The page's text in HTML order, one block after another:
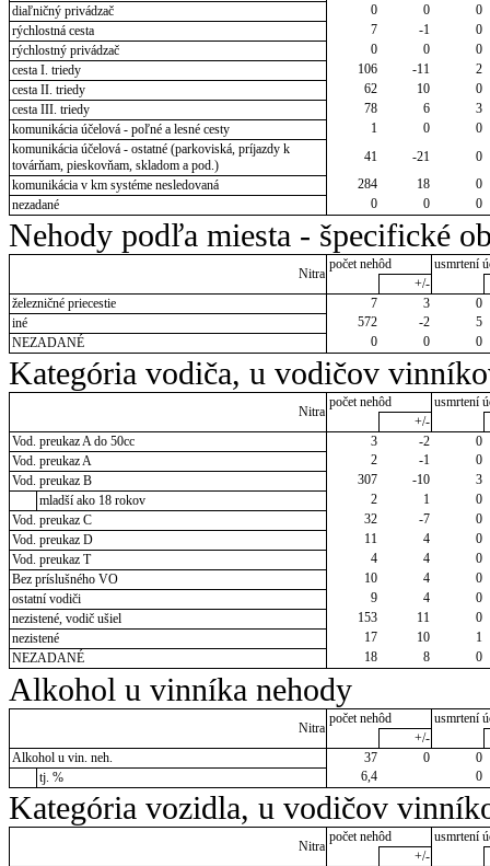
diaľničný privádzač
0 0
0
rýchlostná cesta
7 -1
0
rýchlostný privádzač
0 0
0
cesta I. triedy
106 -11
2
cesta II. triedy
62 10
0
cesta III. triedy
78 6
3
komunikácia účelová - poľné a lesné cesty
1 0
0
komunikácia účelová - ostatné (parkoviská, príjazdy k
továrňam, pieskovňam, skladom a pod.)
41 -21
0
komunikácia v km systéme nesledovaná
284 18
0
nezadané
0 0 0
Nehody podľa miesta - špecifické
Nitra
počet nehôd
usmrtení
+/-
železničné priecestie
7 3
0
iné
572 -2
5
NEZADANÉ
0 0 0
Kategória vodiča, u vodičov
Nitra
počet nehôd
usmrtení
+/-
Vod. preukaz A do 50cc
3 -2
0
Vod. preukaz A
2 -1
0
Vod. preukaz B
307 -10
3
mladší ako 18 rokov
2 1
0
Vod. preukaz C
32 -7
0
Vod. preukaz D
11 4
0
Vod. preukaz T
4 4
0
Bez príslušného VO
10 4
0
ostatní vodiči
9 4
0
nezistené, vodič ušiel
153 11
0
nezistené
17 10
1
NEZADANÉ
18 8 0
Alkohol u vinníka nehody
Nitra
počet nehôd
usmrtení
+/-
Alkohol u vin. neh.
37 0
0
tj. %
6,4 0
Kategória vozidla, u vodičov
Nitra
počet nehôd
usmrtení
+/-